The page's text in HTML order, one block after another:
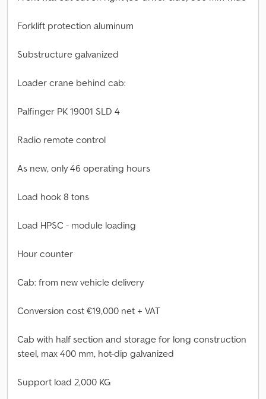
Forklift protection aluminum
Substructure galvanized
Loader crane behind cab:
Palfinger PK 19001 SLD 4
Radio remote control
As new, only 46 operating hours
Load hook 8 tons
Load HPSC - module loading
Hour counter
Cab: from new vehicle delivery
Conversion cost €19,000 net + VAT
Cab with half section and storage for long construction
steel, max 400 mm, hot-dip galvanized
Support load 2,000 KG